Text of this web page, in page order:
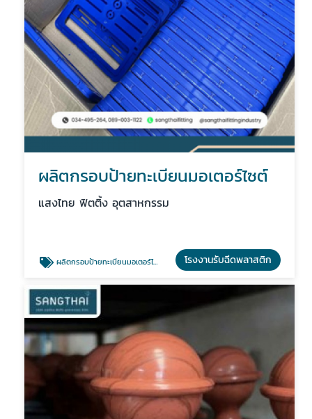
ผลิตกรอบป้ายทะเบียนมอเตอร์ไซต์
แสงไทย ฟิตติ้ง อุตสาหกรรม
ผลิตกรอบป้ายทะเบียนมอเตอร์ไซต์ โรงงานรับฉีดพลาสติก